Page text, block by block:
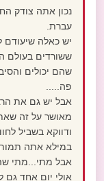
נכון אתה צודק
עברת.
יש כאלה שיעודם
ששורדים בעולם
שהם יכולים
פה.....
אבל יש גם את
מאושר על זה
ודווקא בשביל
במילא אתה
אבל מתי...מתי
אולי יום אחד גם